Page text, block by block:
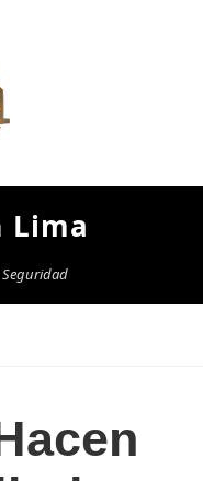
Lima
Seguridad